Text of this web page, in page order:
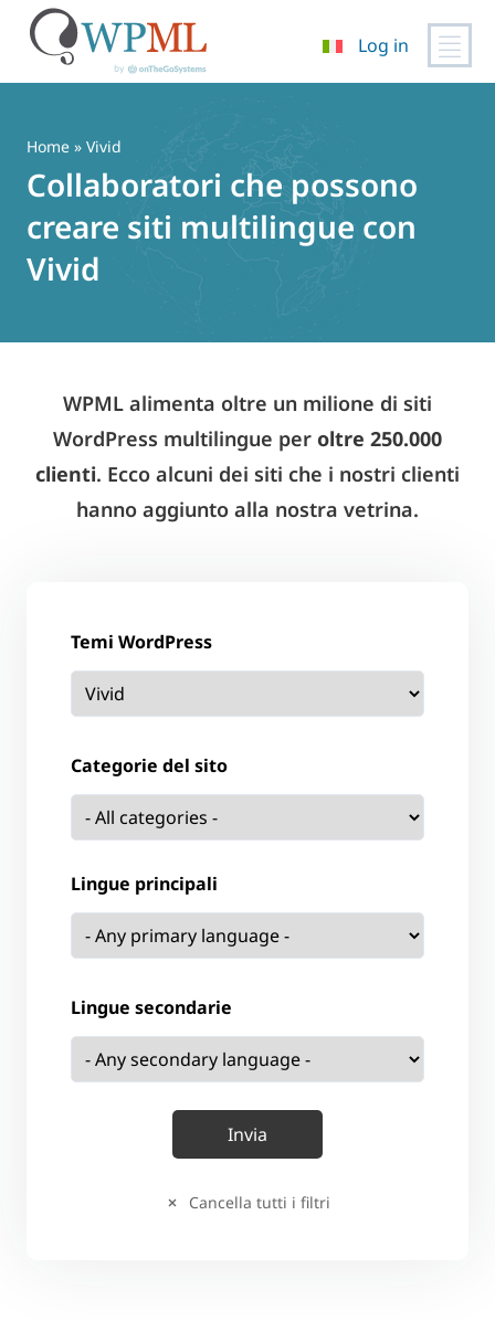
contenuto
Log in
Home » Vivid
Collaboratori che possono
creare siti multilingue con
Vivid
WPML alimenta oltre un milione di siti
WordPress multilingue per oltre 250.000
clienti. Ecco alcuni dei siti che i nostri clienti
hanno aggiunto alla nostra vetrina.
Temi WordPress
Categorie del sito
Lingue principali
Lingue secondarie
Cancella tutti i filtri